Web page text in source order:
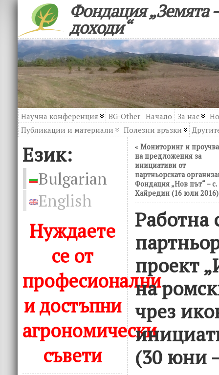
Фондация „Земята
доходи“
Научна конференция BG-Other Начало За нас
Публикации и материали
Полезни връзки
Език:
Bulgarian
English
Нуждаете
се от
професионални
и достъпни
агрономически
съвети
« Мониторинг и
на предложения за
инициативи от
партньорската
Фондация „Нов път“ – с.
Хайредин (16 юли 2016)
Работна
проект
на
чрез
(30 юни